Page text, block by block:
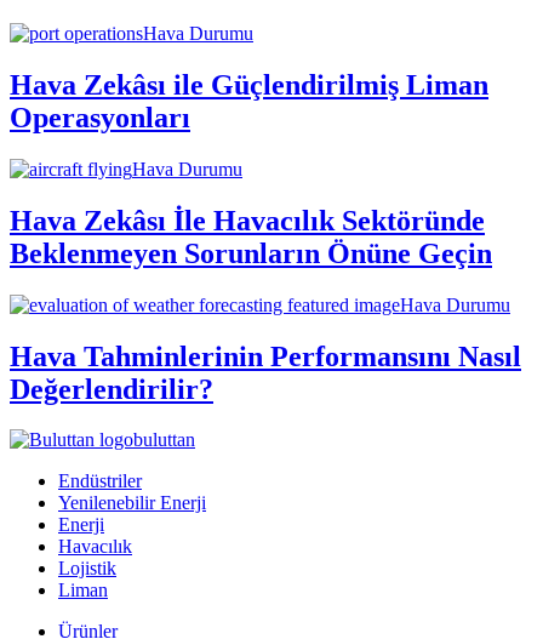
Hava Durumu
Hava Zekâsı ile Güçlendirilmiş Liman
Operasyonları
Hava Durumu
Hava Zekâsı İle Havacılık Sektöründe
Beklenmeyen Sorunların Önüne Geçin
Hava Durumu
Hava Tahminlerinin Performansını Nasıl
Değerlendirilir?
buluttan
Endüstriler
Yenilenebilir Enerji
Enerji
Havacılık
Lojistik
Liman
Ürünler